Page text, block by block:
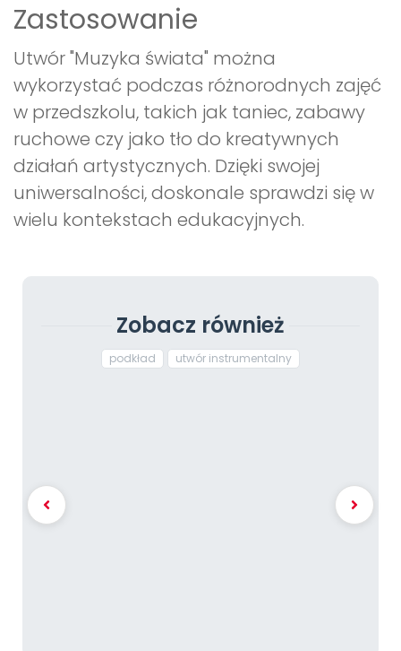
Zastosowanie
Utwór "Muzyka świata" można
wykorzystać podczas różnorodnych zajęć
w przedszkolu, takich jak taniec, zabawy
ruchowe czy jako tło do kreatywnych
działań artystycznych. Dzięki swojej
uniwersalności, doskonale sprawdzi się w
wielu kontekstach edukacyjnych.
Zobacz również
podkład utwór instrumentalny